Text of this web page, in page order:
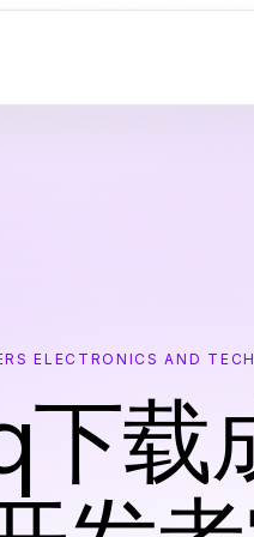
ELECTRONICS AND
载